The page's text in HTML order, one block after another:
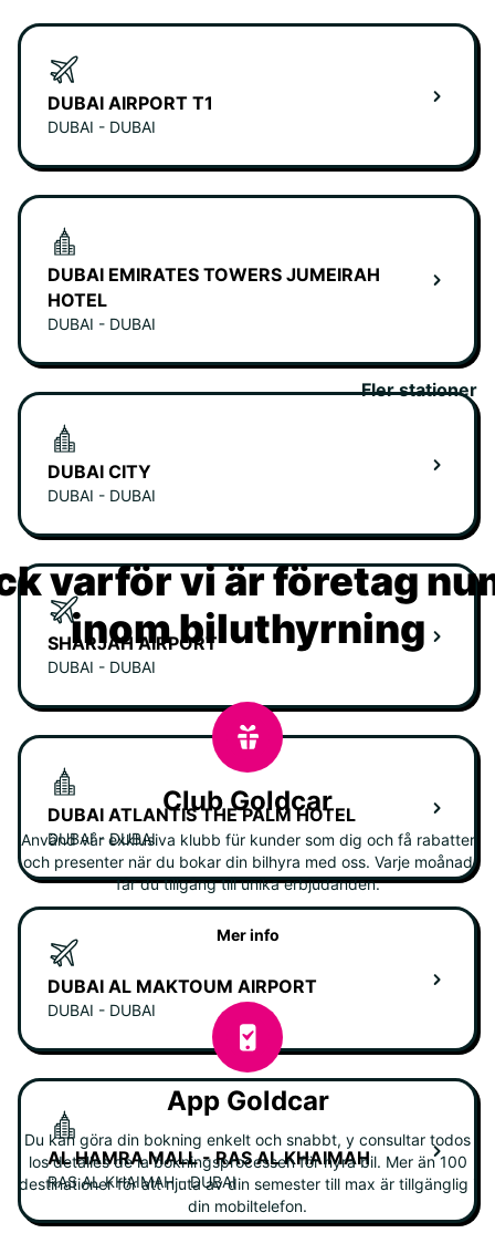
DUBAI AIRPORT T1
DUBAI - DUBAI
DUBAI EMIRATES TOWERS JUMEIRAH
HOTEL
DUBAI - DUBAI
DUBAI CITY
DUBAI - DUBAI
SHARJAH AIRPORT
DUBAI - DUBAI
DUBAI ATLANTIS THE PALM HOTEL
DUBAI - DUBAI
DUBAI AL MAKTOUM AIRPORT
DUBAI - DUBAI
AL HAMRA MALL - RAS AL KHAIMAH
RAS AL KHAIMAH - DUBAI
Fler stationer
varför vi är företag
inom biluthyrning
Club Goldcar
Använd vår exklusiva klubb für kunder som dig och få rabatter
och presenter när du bokar din bilhyra med oss. Varje moånad
får du tillgång till unika erbjudanden.
Mer info
App Goldcar
Du kan göra din bokning enkelt och snabbt, y consultar todos
los detalles de la bokningsprocessen för hyra bil. Mer än 100
destinationer för att njuta av din semester till max är tillgänglig i
din mobiltelefon.